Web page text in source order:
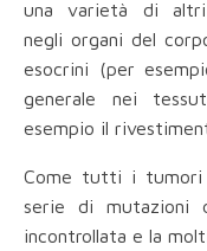
una varietà di
negli organi del
esocrini (per
generale nei
esempio il
Come tutti i tumori
serie di mutazioni
incontrollata e la